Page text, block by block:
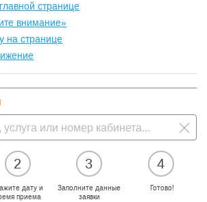
странице
внимание»
на странице
2
дату и
приема
3
Заполните данные
заявки
4
Готово!